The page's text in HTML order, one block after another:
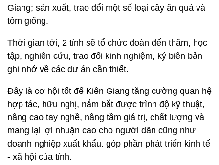
Giang; sản xuất, trao đổi một số loại cây ăn quả và
tôm giống.
Thời gian tới, 2 tỉnh sẽ tổ chức đoàn đến thăm, học
tập, nghiên cứu, trao đổi kinh nghiệm, ký biên bản
ghi nhớ về các dự án cần thiết.
Đây là cơ hội tốt để Kiên Giang tăng cường quan hệ
hợp tác, hữu nghị, nắm bắt được trình độ kỹ thuật,
nâng cao tay nghề, nâng tầm giá trị, chất lượng và
mang lại lợi nhuận cao cho người dân cũng như
doanh nghiệp xuất khẩu, góp phần phát triển kinh tế
- xã hội của tỉnh.